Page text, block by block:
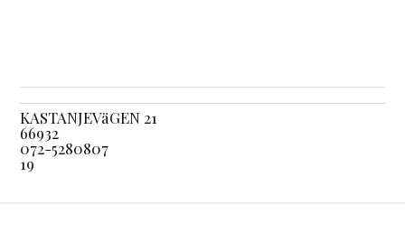
KASTANJEVäGEN 21
66932
072-5280807
19